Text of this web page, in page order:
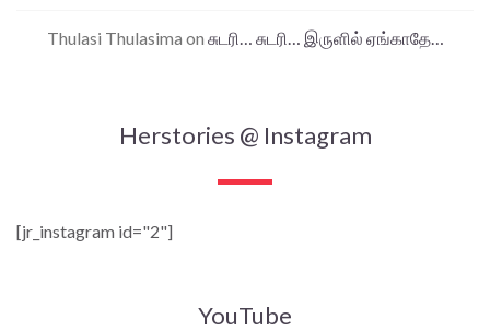
Thulasi Thulasima on சுடரி… சுடரி… இருளில் ஏங்காதே…
Herstories @ Instagram
[jr_instagram id="2"]
YouTube